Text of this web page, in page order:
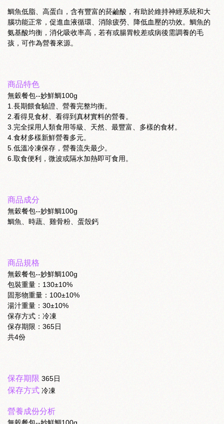
鯛魚低脂、高蛋白，含有豐富的菸鹼酸，有助於維持神經系統和大
腦功能正常，促進血液循環、消除疲勞、降低血壓的功效。鯛魚的
氨基酸均衡，消化吸收率高，若有或腸胃較差或病後需調養的毛
孩，可作為營養來源。
商品特色
無穀餐包--妙鮮鯛100g
1.長期餵食驗證、營養完整均衡。
2.看得見食材、看得到真材實料的營養。
3.完全採用人類食用等級、天然、最豐富、多樣的食材。
4.食材多樣新鮮營養多元。
5.低溫冷凍保存，營養流失最少。
6.取食便利，微波或隔水加熱即可食用。
商品成分
無穀餐包--妙鮮鯛100g
鯛魚、時蔬、雞骨粉、蛋殼鈣
商品規格
無穀餐包--妙鮮鯛100g
包裝重量：130±10%
固形物重量：100±10%
湯汁重量：30±10%
保存方式：冷凍
保存期限：365日
共4份
保存期限 365日
保存方式 冷凍
營養成份分析